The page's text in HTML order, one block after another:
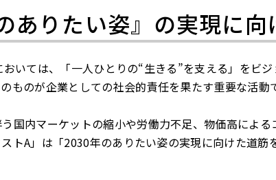
ありたい姿』の実現に向
いては、「一人ひとりの“生きる”を支える」をビ
ものが企業としての社会的責任を果たす重要な活
国内マーケットの縮小や労働力不足、物価高によ
トA」は「2030年のありたい姿の実現に向けた道